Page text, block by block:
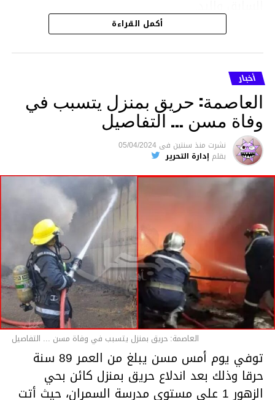
هذا وقد تمكن أعوان مركز الأمن الوطني بحي
هلال في توقيت قياسي من محاصرة المشتبه به
والقبض عليه وإحالته على التحقيق في خصوص
ما نُسبه إليه.
متابعة
قسم الاخبار
أكمل القراءة
أخبار
العاصمة: حريق بمنزل يتسبب في
وفاة مسن … التفاصيل
نشرت منذ سنتين فى 05/04/2024
بقلم إدارة التحرير
العاصمة: حريق بمنزل يتسبب في وفاة مسن ... التفاصيل
توفي يوم أمس مسن يبلغ من العمر 89 سنة
حرقا وذلك بعد اندلاع حريق بمنزل كائن بحي
الزهور 1 على مستوى مدرسة السمران، حيث أتت